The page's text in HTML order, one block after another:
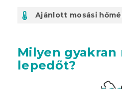
Ajánlott mosási
Milyen gyakran
lepedőt?